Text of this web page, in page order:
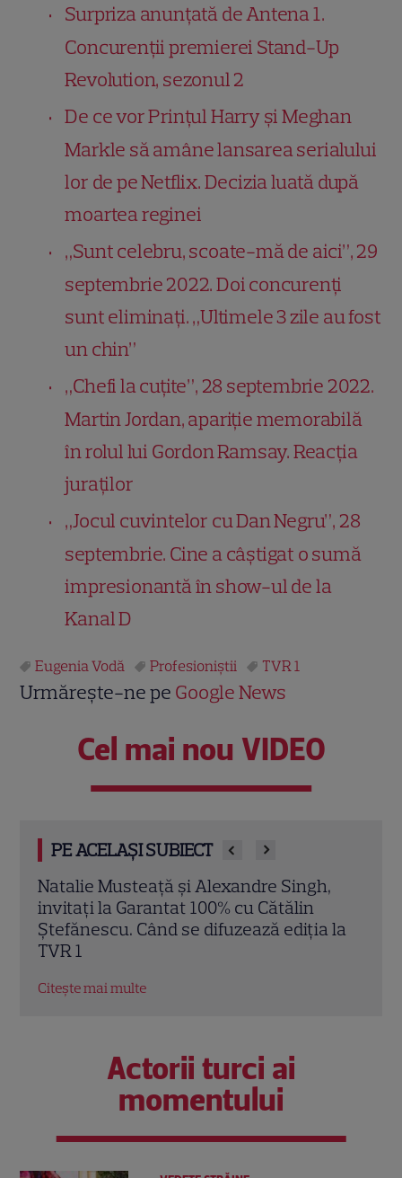
Surpriza anunțată de Antena 1.
Concurenții premierei Stand-Up
Revolution, sezonul 2
De ce vor Prințul Harry și Meghan
Markle să amâne lansarea serialului
lor de pe Netflix. Decizia luată după
moartea reginei
„Sunt celebru, scoate-mă de aici”, 29
septembrie 2022. Doi concurenți
sunt eliminați. „Ultimele 3 zile au fost
un chin”
„Chefi la cuțite”, 28 septembrie 2022.
Martin Jordan, apariție memorabilă
în rolul lui Gordon Ramsay. Reacția
juraților
„Jocul cuvintelor cu Dan Negru”, 28
septembrie. Cine a câștigat o sumă
impresionantă în show-ul de la
Kanal D
Eugenia Vodă Profesioniştii TVR 1
Urmărește-ne pe Google News
Cel mai nou VIDEO
PE ACELAȘI SUBIECT
Gala Nadia Comăneci la TVR: Programul
transmisiunilor LIVE
Citește mai multe
Actorii turci ai
momentului